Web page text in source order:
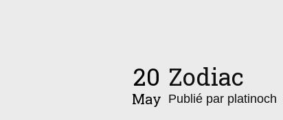
20
May
Zodiac
Publié par platinoch